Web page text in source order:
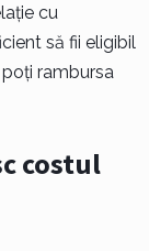
cu
să fii eligibil
rambursa
costul